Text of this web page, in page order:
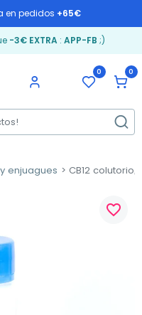
en pedidos +65€
-3€ EXTRA: APP-FB ;)
0 0
enjuagues CB12 colutorio,
favorite_border